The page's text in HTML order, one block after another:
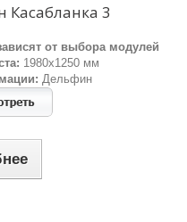
3
от выбора модулей
1980х1250 мм
Дельфин